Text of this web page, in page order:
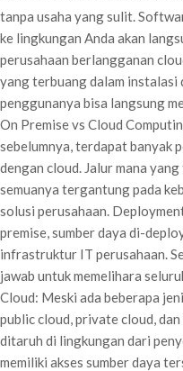
tanpa usaha yang sulit.
ke lingkungan Anda akan
perusahaan berlangganan
yang terbuang dalam instalasi
penggunanya bisa langsung
On Premise vs Cloud
sebelumnya, terdapat banyak
dengan cloud. Jalur mana
semuanya tergantung pada
solusi perusahaan.
premise, sumber daya di-
infrastruktur IT perusahaan.
jawab untuk memelihara
Cloud: Meski ada beberapa
public cloud, private cloud,
ditaruh di lingkungan dari
memiliki akses sumber daya